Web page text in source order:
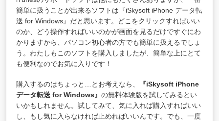
簡単に扱うことが出来るソフトは『iSkysoft iPhone データ転
送 for Windows』だと思います。どこをクリックすればいい
のか、どう操作すればいいのかが画面を見るだけですぐにわ
かりますから、パソコン初心者の方でも簡単に扱えるでしょ
う。わたしもこのソフトを購入しましたが、簡単な上にとて
も便利なのでお気に入りです！
購入するのはちょっと…とお考えなら、
『iSkysoft iPhone
データ転送 for Windows』の無料体験版を試してみるとい
いかもしれません。試してみて、気に入れば購入すればいい
し、もし気に入らなければ止めればいいんです。でも、一度